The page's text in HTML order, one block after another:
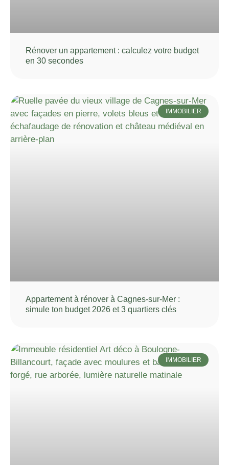
Rénover un appartement : calculez votre budget
en 30 secondes
IMMOBILIER
Appartement à rénover à Cagnes-sur-Mer :
simule ton budget 2026 et 3 quartiers clés
IMMOBILIER